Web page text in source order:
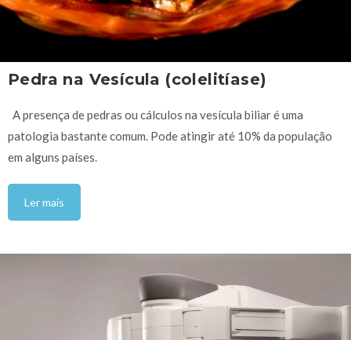
Pedra na Vesícula (colelitíase)
A presença de pedras ou cálculos na vesícula biliar é uma
patologia bastante comum. Pode atingir até 10% da população
em alguns países.
Ler mais